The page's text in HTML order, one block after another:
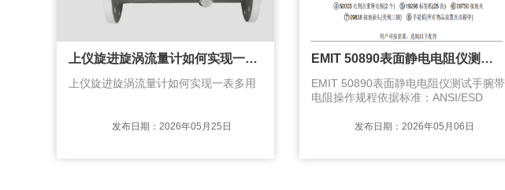
上仪旋进旋涡流量计如何实现一表多用直接把温度传感器(Pt100铂电阻)、压力传感器(压阻式扩散硅)、流量检测元件三合一集成在一根表体里。微处理器实时采集三路信号，自动完成温压补偿和压缩因子修正，直接输出标准状况下的流量值。
上仪旋进旋涡流量计如何实现一表多用
发布日期：2026年05月25日
EMIT 50890表面静电电阻仪测试手腕带电阻操作规程
EMIT 50890表面静电电阻仪测试手腕带
电阻操作规程依据标准：ANSI/ESD
50890表面静电电阻仪测试防静电手腕
发布日期：2026年05月06日